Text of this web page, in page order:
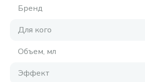
Бренд
Для кого
Объем, мл
Эффект